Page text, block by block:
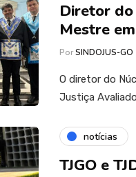
Diretor do
Mestre
PorSINDOJUS-GO
O diretor do
Justiça
notícias
TJGO e